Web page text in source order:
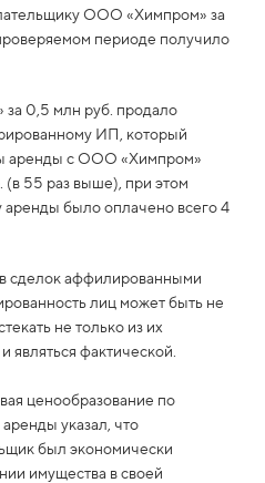
ООО «Химпром» за
периоде получило
0,5 млн руб. продало
ИП, который
аренды с ООО «Химпром»
55 раз выше), при этом
аренды было оплачено всего 4
сделок аффилированными
лиц может быть не
не только из их
являться фактической.
ценообразование по
указал, что
был экономически
имущества в своей